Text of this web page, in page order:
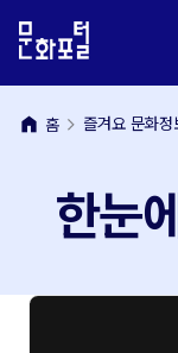
문
내
용
메
뉴
바
home 홈 즐겨요 문화정
한눈